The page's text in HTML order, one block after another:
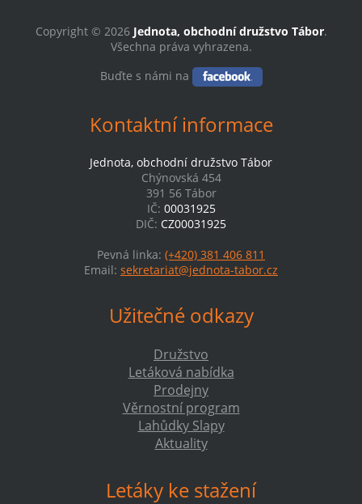
Copyright © 2026 Jednota, obchodní družstvo Tábor.
Všechna práva vyhrazena.
Buďte s námi na
Kontaktní informace
Jednota, obchodní družstvo Tábor
Chýnovská 454
391 56 Tábor
IČ: 00031925
DIČ: CZ00031925
Pevná linka: (+420) 381 406 811
Email: sekretariat@jednota-tabor.cz
Užitečné odkazy
Družstvo
Letáková nabídka
Prodejny
Věrnostní program
Lahůdky Slapy
Aktuality
Letáky ke stažení